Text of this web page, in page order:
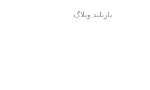
پارتلند وبلاگ